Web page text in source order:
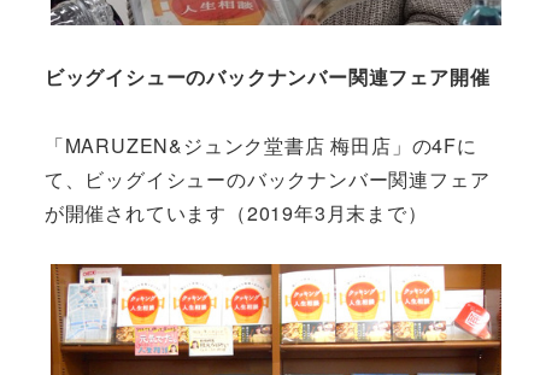
ビッグイシューのバックナンバー関連フェア開催
「MARUZEN&ジュンク堂書店 梅田店」の4Fに
て、ビッグイシューのバックナンバー関連フェア
が開催されています（2019年3月末まで）